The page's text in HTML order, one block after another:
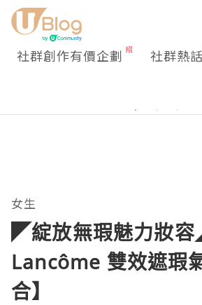
社群創作有價企劃 社群熱話
女生
◤綻放無瑕魅力妝
Lancôme 雙效遮瑕
合】